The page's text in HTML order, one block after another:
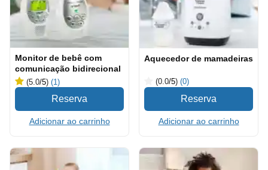
Monitor de bebê com
comunicação bidirecional
(5.0/5) (1)
Adicionar ao carrinho
Aquecedor de mamadeiras
(0.0/5) (0)
Adicionar ao carrinho